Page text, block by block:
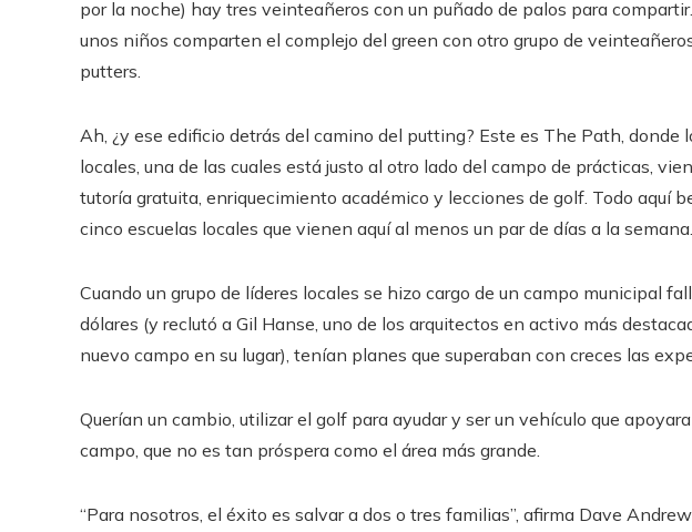
por la noche) hay tres veinteañeros con un puñado de palos para
unos niños comparten el complejo del green con otro grupo de
putters.
Ah, ¿y ese edificio detrás del camino del putting? Este es The Path, donde
locales, una de las cuales está justo al otro lado del campo de prácticas,
tutoría gratuita, enriquecimiento académico y lecciones de golf. Todo aquí
cinco escuelas locales que vienen aquí al menos un par de días a la semana.
Cuando un grupo de líderes locales se hizo cargo de un campo municipal
dólares (y reclutó a Gil Hanse, uno de los arquitectos en activo más
nuevo campo en su lugar), tenían planes que superaban con creces las
Querían un cambio, utilizar el golf para ayudar y ser un vehículo que
campo, que no es tan próspera como el área más grande.
“Para nosotros, el éxito es salvar a dos o tres familias”, afirma Dave